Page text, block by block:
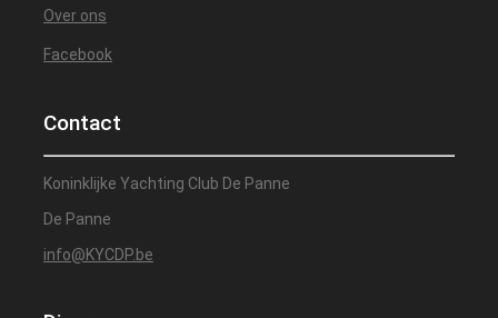
Over ons
Facebook
Contact
Koninklijke Yachting Club De Panne
De Panne
info@KYCDP.be